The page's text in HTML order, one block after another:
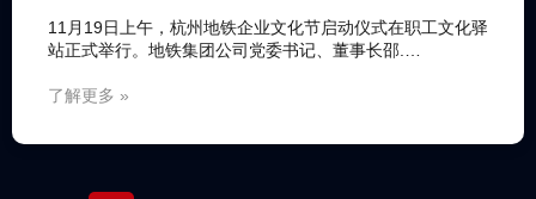
11月19日上午，杭州地铁企业文化节启动仪式在职工文化驿
站正式举行。地铁集团公司党委书记、董事长邵.…
了解更多 »